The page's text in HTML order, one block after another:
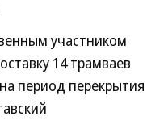
участником
14 трамваев
период перекрытия